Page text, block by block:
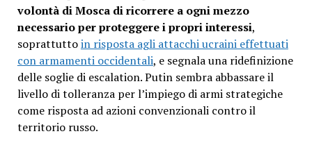
volontà di Mosca di ricorrere a ogni mezzo
necessario per proteggere i propri interessi,
soprattuttoin risposta agli attacchi ucraini effettuati
con armamenti occidentali, e segnala una ridefinizione
delle soglie di escalation. Putin sembra abbassare il
livello di tolleranza per l’impiego di armi strategiche
come risposta ad azioni convenzionali contro il
territorio russo.